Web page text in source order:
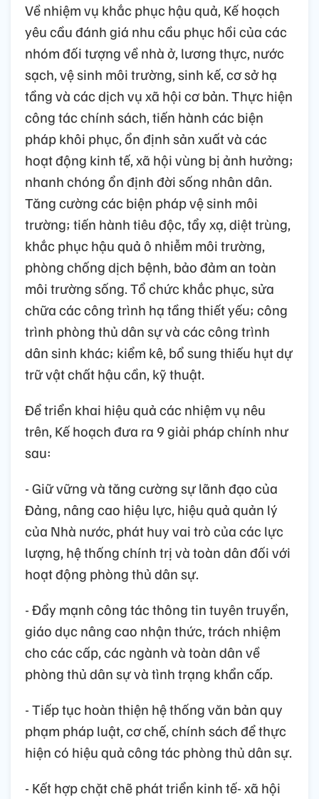
Về nhiệm vụ khắc phục hậu quả, Kế hoạch
yêu cầu đánh giá nhu cầu phục hồi của các
nhóm đối tượng về nhà ở, lương thực, nước
sạch, vệ sinh môi trường, sinh kế, cơ sở hạ
tầng và các dịch vụ xã hội cơ bản. Thực hiện
công tác chính sách, tiến hành các biện
pháp khôi phục, ổn định sản xuất và các
hoạt động kinh tế, xã hội vùng bị ảnh hưởng;
nhanh chóng ổn định đời sống nhân dân.
Tăng cường các biện pháp vệ sinh môi
trường; tiến hành tiêu độc, tẩy xạ, diệt trùng,
khắc phục hậu quả ô nhiễm môi trường,
phòng chống dịch bệnh, bảo đảm an toàn
môi trường sống. Tổ chức khắc phục, sửa
chữa các công trình hạ tầng thiết yếu; công
trình phòng thủ dân sự và các công trình
dân sinh khác; kiểm kê, bổ sung thiếu hụt dự
trữ vật chất hậu cần, kỹ thuật.
Để triển khai hiệu quả các nhiệm vụ nêu
trên, Kế hoạch đưa ra 9 giải pháp chính như
sau:
- Giữ vững và tăng cường sự lãnh đạo của
Đảng, nâng cao hiệu lực, hiệu quả quản lý
của Nhà nước, phát huy vai trò của các lực
lượng, hệ thống chính trị và toàn dân đối với
hoạt động phòng thủ dân sự.
- Đẩy mạnh công tác thông tin tuyên truyền,
giáo dục nâng cao nhận thức, trách nhiệm
cho các cấp, các ngành và toàn dân về
phòng thủ dân sự và tình trạng khẩn cấp.
- Tiếp tục hoàn thiện hệ thống văn bản quy
phạm pháp luật, cơ chế, chính sách để thực
hiện có hiệu quả công tác phòng thủ dân sự.
- Kết hợp chặt chẽ phát triển kinh tế- xã hội